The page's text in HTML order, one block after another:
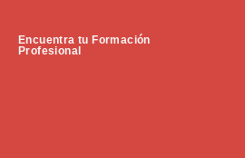
Encuentra tu Formación
Profesional